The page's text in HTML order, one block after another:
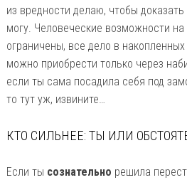
из вредности делаю, чтобы
могу. Человеческие возможности
ограничены, все дело в
можно приобрести только через
если ты сама посадила себя под
то тут уж, извините…
КТО СИЛЬНЕЕ: ТЫ ИЛИ
Если ты сознательно решила